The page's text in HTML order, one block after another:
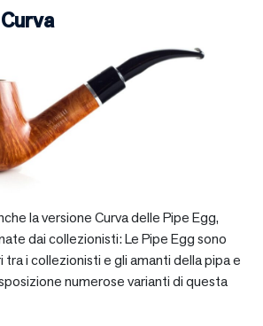
la versione Curva delle Pipe Egg,
dai collezionisti: Le Pipe Egg sono
i collezionisti e gli amanti della pipa e
numerose varianti di questa